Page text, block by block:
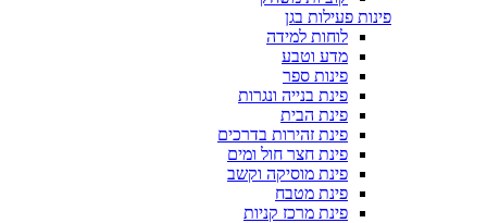
פינות פעילות בגן
לוחות למידה
מדע וטבע
פינות ספר
פינת בנייה ונגרות
פינת הבית
פינת זהירות בדרכים
פינת חצר חול ומים
פינת מוסיקה וקשב
פינת מטבח
פינת מרכז קניות